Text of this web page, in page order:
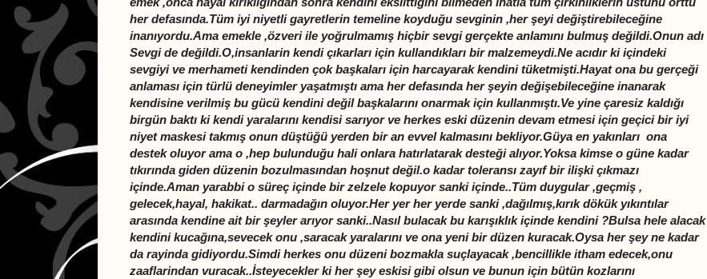
her defasında.Tüm iyi niyetli gayretlerin temeline koyduğu sevginin ,her şeyi değiştirebileceğine
inanıyordu.Ama emekle ,özveri ile yoğrulmamış hiçbir sevgi gerçekte anlamını bulmuş değildi.Onun adı
Sevgi de değildi.O,insanlarin kendi çıkarları için kullandıkları bir malzemeydi.Ne acıdır ki içindeki
sevgiyi ve merhameti kendinden çok başkaları için harcayarak kendini tüketmişti.Hayat ona bu gerçeği
anlaması için türlü deneyimler yaşatmıştı ama her defasında her şeyin değişebileceğine inanarak
kendisine verilmiş bu gücü kendini değil başkalarını onarmak için kullanmıştı.Ve yine çaresiz kaldığı
birgün baktı ki kendi yaralarını kendisi sarıyor ve herkes eski düzenin devam etmesi için geçici bir iyi
niyet maskesi takmış onun düştüğü yerden bir an evvel kalmasını bekliyor.Güya en yakınları ona
destek oluyor ama o ,hep bulunduğu hali onlara hatırlatarak desteği alıyor.Yoksa kimse o güne kadar
tıkırında giden düzenin bozulmasından hoşnut değil.o kadar toleransı zayıf bir ilişki çıkmazı
içinde.Aman yarabbi o süreç içinde bir zelzele kopuyor sanki içinde..Tüm duygular ,geçmiş ,
gelecek,hayal, hakikat.. darmadağın oluyor.Her yer her yerde sanki ,dağılmış,kırık dökük yıkıntılar
arasında kendine ait bir şeyler arıyor sanki..Nasıl bulacak bu karışıklık içinde kendini ?Bulsa hele alacak
kendini kucağına,sevecek onu ,saracak yaralarını ve ona yeni bir düzen kuracak.Oysa her şey ne kadar
da rayinda gidiyordu.Simdi herkes onu düzeni bozmakla suçlayacak ,bencillikle itham edecek,onu
zaaflarindan vuracak..İsteyecekler ki her şey eskisi gibi olsun ve bunun için bütün kozlarını